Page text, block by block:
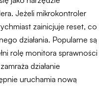
Jeżeli mikrokontroler
zainicjuje reset, co
działania. Popularne są
rolę monitora sprawności
działanie
uruchamia nową